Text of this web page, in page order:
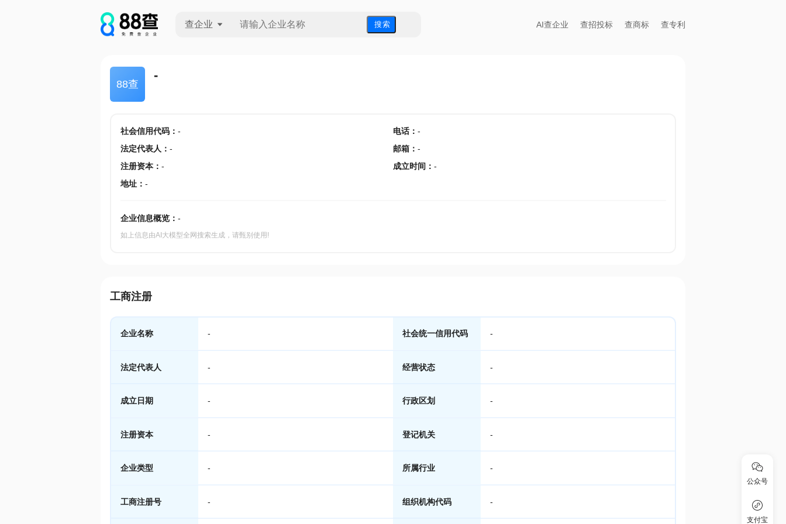
查企业 搜 索 AI查企业 查招投标 查商标 查专利
88查
-
社会信用代码： - 电话： -
法定代表人 ： - 邮箱 ： -
注册资本： - 成立时间 ： -
地址： -
企业信息概览： -
如上信息由AI大模型全网搜索生成，请甄别使用!
工商注册
企业名称 - 社会统一信用代码 -
法定代表人 - 经营状态 -
成立日期 - 行政区划 -
注册资本 - 登记机关 -
企业类型 - 所属行业 -
工商注册号 - 组织机构代码 -
公众号
支付宝